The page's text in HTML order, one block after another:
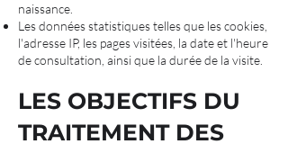
naissance.
Les données statistiques telles que les cookies,
l'adresse IP, les pages visitées, la date et l'heure
de consultation, ainsi que la durée de la visite.
LES OBJECTIFS DU
TRAITEMENT DES